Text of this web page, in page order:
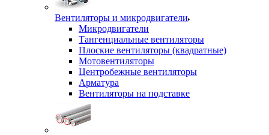
Вентиляторы и микродвигатели
Микродвигатели
Тангенциальные вентиляторы
Плоские вентиляторы (квадратные)
Мотовентиляторы
Центробежные вентиляторы
Арматура
Вентиляторы на подставке